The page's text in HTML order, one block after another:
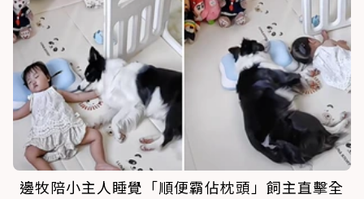
邊牧陪小主人睡覺「順便霸佔枕頭」飼主直擊全